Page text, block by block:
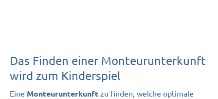
Das Finden einer Monteurunterkunft
wird zum Kinderspiel
Eine Monteurunterkunft zu finden, welche optimale